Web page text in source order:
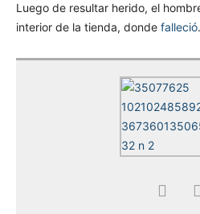
Luego de resultar herido, el
interior de la tienda, donde falleció.